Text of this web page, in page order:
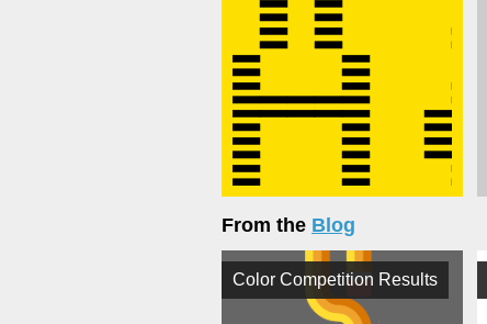
From the Blog
Color Competition Results